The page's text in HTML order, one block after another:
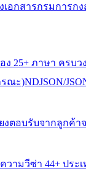
เอกสารกรมการก
ง 25+ ภาษา ครบว
รณะ)NDJSON/
งตอบรับจากลูกค้า
วามวีซ่า 44+ ประ